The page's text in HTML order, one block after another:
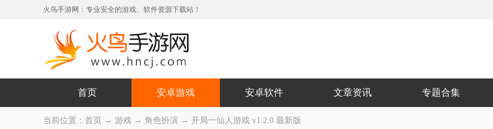
火鸟手游网：专业安全的游戏、软件资源下载站！
首页 安卓游戏 安卓软件 文章资讯 专题合集
当前位置： 首页 → 游戏 → 角色扮演 → 开局一仙人游戏 v1.2.0 最新版